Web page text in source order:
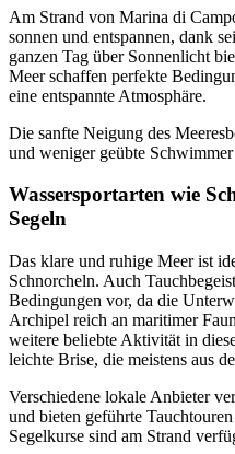
Am Strand von Marina di
sonnen und entspannen, dank
ganzen Tag über Sonnenlicht
Meer schaffen perfekte
eine entspannte Atmosphäre.
Die sanfte Neigung des
und weniger geübte
Wassersportarten wie
Segeln
Das klare und ruhige Meer ist
Schnorcheln. Auch
Bedingungen vor, da die
Archipel reich an maritimer
weitere beliebte Aktivität in
leichte Brise, die meistens aus
Verschiedene lokale Anbieter
und bieten geführte
Segelkurse sind am Strand